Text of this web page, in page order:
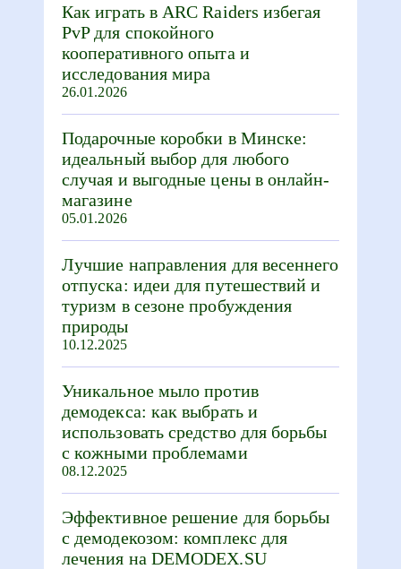
Как играть в ARC Raiders избегая
PvP для спокойного
кооперативного опыта и
исследования мира
26.01.2026
Подарочные коробки в Минске:
идеальный выбор для любого
случая и выгодные цены в онлайн-
магазине
05.01.2026
Лучшие направления для весеннего
отпуска: идеи для путешествий и
туризм в сезоне пробуждения
природы
10.12.2025
Уникальное мыло против
демодекса: как выбрать и
использовать средство для борьбы
с кожными проблемами
08.12.2025
Эффективное решение для борьбы
с демодекозом: комплекс для
лечения на DEMODEX.SU